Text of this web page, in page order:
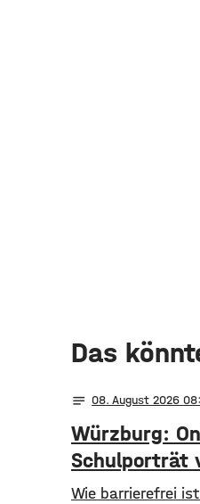
Das
notes 08. August 2026
Würzburg:
Schulporträt
​​Wie barrierefrei